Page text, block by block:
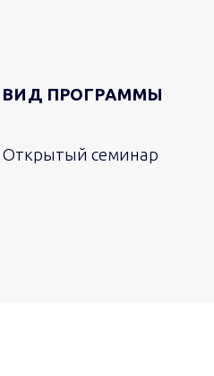
ВИД ПРОГРАММЫ
Открытый семинар